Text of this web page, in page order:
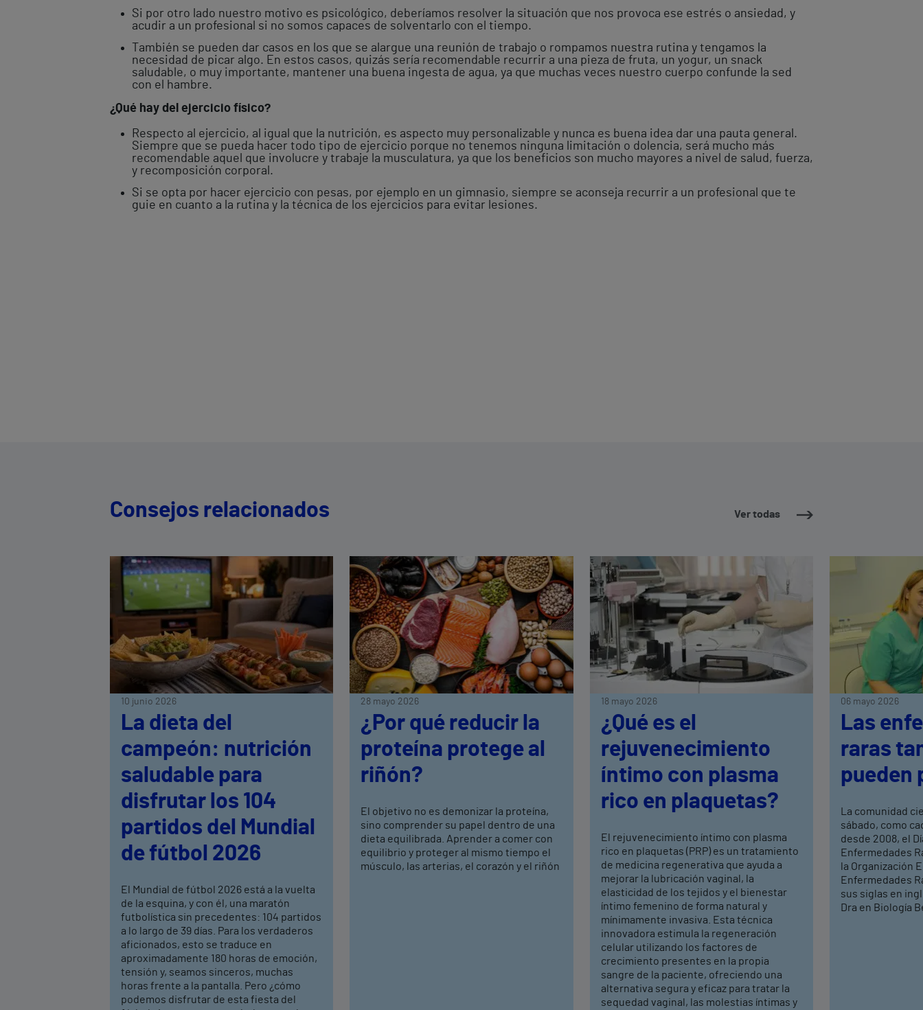
Si por otro lado nuestro motivo es psicológico, deberíamos resolver la situación que nos provoca ese estrés o ansiedad, y
acudir a un profesional si no somos capaces de solventarlo con el tiempo.
También se pueden dar casos en los que se alargue una reunión de trabajo o rompamos nuestra rutina y tengamos la
necesidad de picar algo. En estos casos, quizás sería recomendable recurrir a una pieza de fruta, un yogur, un snack
saludable, o muy importante, mantener una buena ingesta de agua, ya que muchas veces nuestro cuerpo confunde la sed
con el hambre.
¿Qué hay del ejercicio físico?
Respecto al ejercicio, al igual que la nutrición, es aspecto muy personalizable y nunca es buena idea dar una pauta general.
Siempre que se pueda hacer todo tipo de ejercicio porque no tenemos ninguna limitación o dolencia, será mucho más
recomendable aquel que involucre y trabaje la musculatura, ya que los beneficios son mucho mayores a nivel de salud, fuerza,
y recomposición corporal.
Si se opta por hacer ejercicio con pesas, por ejemplo en un gimnasio, siempre se aconseja recurrir a un profesional que te
guie en cuanto a la rutina y la técnica de los ejercicios para evitar lesiones.
Consejos relacionados Ver todas
10 junio 2026
La dieta del
campeón: nutrición
saludable para
disfrutar los 104
partidos del Mundial
de fútbol 2026
El Mundial de fútbol 2026 está a la vuelta
de la esquina, y con él, una maratón
futbolística sin precedentes: 104 partidos
a lo largo de 39 días. Para los verdaderos
aficionados, esto se traduce en
aproximadamente 180 horas de emoción,
tensión y, seamos sinceros, muchas
horas frente a la pantalla. Pero ¿cómo
podemos disfrutar de esta fiesta del
28 mayo 2026
¿Por qué reducir la
proteína protege al
riñón?
El objetivo no es demonizar la proteína,
sino comprender su papel dentro de una
dieta equilibrada. Aprender a comer con
equilibrio y proteger al mismo tiempo el
músculo, las arterias, el corazón y el riñón
18 mayo 2026
¿Qué es el
rejuvenecimiento
íntimo con plasma
rico en plaquetas?
El rejuvenecimiento íntimo con plasma
rico en plaquetas (PRP) es un tratamiento
de medicina regenerativa que ayuda a
mejorar la lubricación vaginal, la
elasticidad de los tejidos y el bienestar
íntimo femenino de forma natural y
mínimamente invasiva. Esta técnica
innovadora estimula la regeneración
celular utilizando los factores de
crecimiento presentes en la propia
sangre de la paciente, ofreciendo una
alternativa segura y eficaz para tratar la
sequedad vaginal, las molestias íntimas y
06 mayo 2026
Las
raras
pueden
La comunidad
sábado, como
desde 2008, el
Enfermedades
la Organización
Enfermedades
sus siglas en
Dra en Biología